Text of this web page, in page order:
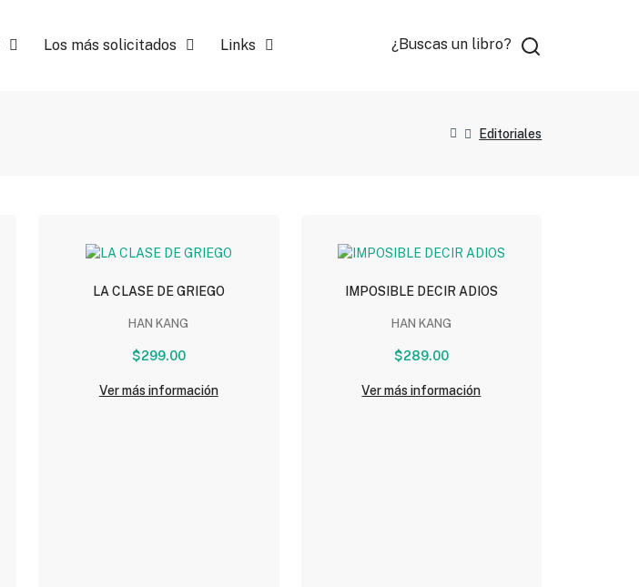
Los más solicitados Links ¿Buscas un libro?
Editoriales
LA CLASE DE GRIEGO
HAN KANG
$299.00
Ver más información
IMPOSIBLE DECIR ADIOS
HAN KANG
$289.00
Ver más información